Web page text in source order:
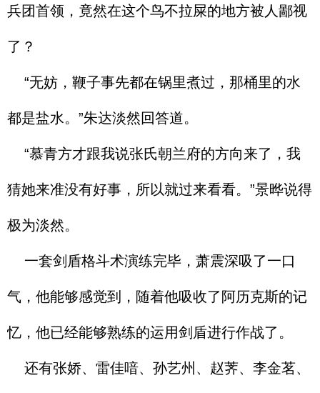
兵团首领，竟然在这个鸟不拉屎的地方被人鄙视
了？
“无妨，鞭子事先都在锅里煮过，那桶里的水
都是盐水。”朱达淡然回答道。
“慕青方才跟我说张氏朝兰府的方向来了，我
猜她来准没有好事，所以就过来看看。”景晔说得
极为淡然。
一套剑盾格斗术演练完毕，萧震深吸了一口
气，他能够感觉到，随着他吸收了阿历克斯的记
忆，他已经能够熟练的运用剑盾进行作战了。
还有张娇、雷佳喑、孙艺州、赵荠、李金茗、